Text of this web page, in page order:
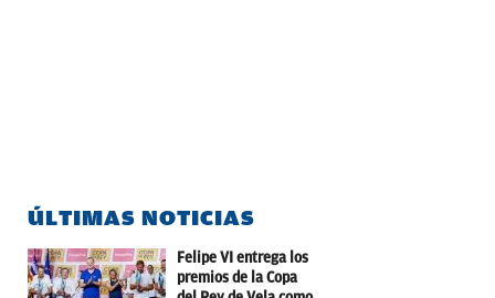
ÚLTIMAS NOTICIAS
Felipe VI entrega los
premios de la Copa